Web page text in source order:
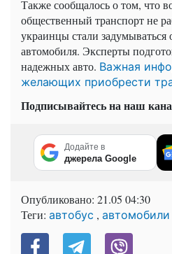
Также сообщалось о том, что
общественный транспорт не
украинцы стали задумываться
автомобиля. Эксперты
надежных авто. Важная
желающих приобрести
Подписывайтесь на наш
Додайте в
джерела Google
Опубликовано: 21.05 04:30
Теги: автобус , автомобили